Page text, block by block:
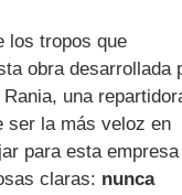
los tropos que
obra desarrollada
una
ser la más veloz en
para esta empresa
claras: nunca